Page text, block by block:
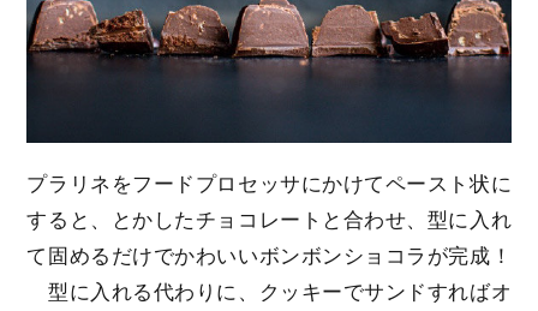
プラリネをフードプロセッサにかけてペースト状に
すると、とかしたチョコレートと合わせ、型に入れ
て固めるだけでかわいいボンボンショコラが完成！
型に入れる代わりに、クッキーでサンドすればオ